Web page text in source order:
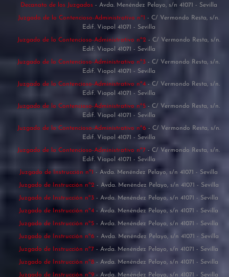
Decanato de los Juzgados - Avda. Menéndez Pelayo, s/n 41071 - Sevilla
Juzgado de lo Contencioso-Administrativo nº1 - C/ Vermondo Resta, s/n.
Edif. Viapol 41071 - Sevilla
Juzgado de lo Contencioso-Administrativo nº2 - C/ Vermondo Resta, s/n.
Edif. Viapol 41071 - Sevilla
Juzgado de lo Contencioso-Administrativo nº3 - C/ Vermondo Resta, s/n.
Edif. Viapol 41071 - Sevilla
Juzgado de lo Contencioso-Administrativo nº4 - C/ Vermondo Resta, s/n.
Edif. Viapol 41071 - Sevilla
Juzgado de lo Contencioso-Administrativo nº5 - C/ Vermondo Resta, s/n.
Edif. Viapol 41071 - Sevilla
Juzgado de lo Contencioso-Administrativo nº6 - C/ Vermondo Resta, s/n.
Edif. Viapol 41071 - Sevilla
Juzgado de lo Contencioso-Administrativo nº7 - C/ Vermondo Resta, s/n.
Edif. Viapol 41071 - Sevilla
Juzgado de Instrucción nº1 - Avda. Menéndez Pelayo, s/n 41071 - Sevilla
Juzgado de Instrucción nº2 - Avda. Menéndez Pelayo, s/n 41071 - Sevilla
Juzgado de Instrucción nº3 - Avda. Menéndez Pelayo, s/n 41071 - Sevilla
Juzgado de Instrucción nº4 - Avda. Menéndez Pelayo, s/n 41071 - Sevilla
Juzgado de Instrucción nº5 - Avda. Menéndez Pelayo, s/n 41071 - Sevilla
Juzgado de Instrucción nº6 - Avda. Menéndez Pelayo, s/n 41071 - Sevilla
Juzgado de Instrucción nº7 - Avda. Menéndez Pelayo, s/n 41071 - Sevilla
Juzgado de Instrucción nº8 - Avda. Menéndez Pelayo, s/n 41071 - Sevilla
Juzgado de Instrucción nº9 - Avda. Menéndez Pelayo, s/n 41071 - Sevilla